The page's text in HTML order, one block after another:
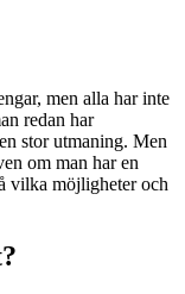
men alla har inte
redan har
stor utmaning. Men
om man har en
vilka möjligheter och